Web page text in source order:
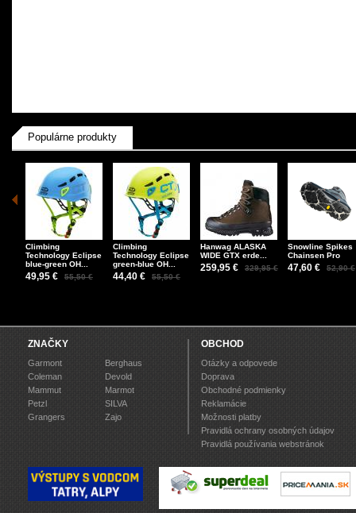
Populárne produkty
Climbing
Technology Eclipse
blue-green OH...
49,95 € 55,50 €
Climbing
Technology Eclipse
green-blue OH...
44,40 € 55,50 €
Hanwag ALASKA
WIDE GTX erde...
259,95 € 329,95 €
Snowline Spikes
Chainsen Pro
47,60 € 52,90 €
ZNAČKY
Garmont
Berghaus
Coleman
Devold
Mammut
Marmot
Petzl
SILVA
Grangers
Zajo
OBCHOD
Otázky a odpovede
Doprava
Obchodné podmienky
Reklamácie
Možnosti platby
Pravidlá ochrany osobných údajov
Pravidlá používania webstránok